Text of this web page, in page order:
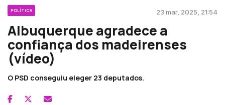
POLÍTICA 23 mar, 2025, 21:54
Albuquerque agradece a
confiança dos madeirenses
(vídeo)
O PSD conseguiu eleger 23 deputados.